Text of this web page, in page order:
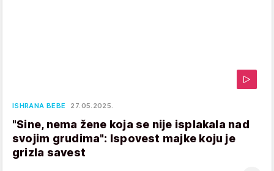
ISHRANA BEBE 27.05.2025.
"Sine, nema žene koja se nije isplakala nad
svojim grudima": Ispovest majke koju je
grizla savest